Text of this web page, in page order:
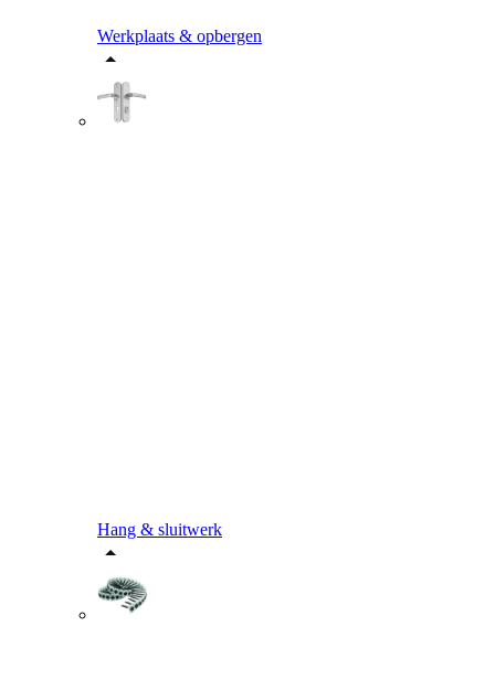
Werkplaats & opbergen
Hang & sluitwerk